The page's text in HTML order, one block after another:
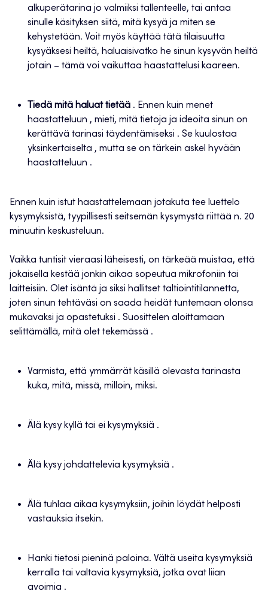
alkuperätarina jo valmiiksi tallenteelle, tai antaa
sinulle käsityksen siitä, mitä kysyä ja miten se
kehystetään. Voit myös käyttää tätä tilaisuutta
kysyäksesi heiltä, haluaisivatko he sinun kysyvän heiltä
jotain – tämä voi vaikuttaa haastattelusi kaareen.
Tiedä mitä haluat tietää . Ennen kuin menet
haastatteluun , mieti, mitä tietoja ja ideoita sinun on
kerättävä tarinasi täydentämiseksi . Se kuulostaa
yksinkertaiselta , mutta se on tärkein askel hyvään
haastatteluun .
Ennen kuin istut haastattelemaan jotakuta tee luettelo
kysymyksistä, tyypillisesti seitsemän kysymystä riittää n. 20
minuutin keskusteluun.
Vaikka tuntisit vieraasi läheisesti, on tärkeää muistaa, että
jokaisella kestää jonkin aikaa sopeutua mikrofoniin tai
laitteisiin. Olet isäntä ja siksi hallitset taltiointitilannetta,
joten sinun tehtäväsi on saada heidät tuntemaan olonsa
mukavaksi ja opastetuksi . Suosittelen aloittamaan
selittämällä, mitä olet tekemässä .
Varmista, että ymmärrät käsillä olevasta tarinasta
kuka, mitä, missä, milloin, miksi.
Älä kysy kyllä tai ei kysymyksiä .
Älä kysy johdattelevia kysymyksiä .
Älä tuhlaa aikaa kysymyksiin, joihin löydät helposti
vastauksia itsekin.
Hanki tietosi pieninä paloina. Vältä useita kysymyksiä
kerralla tai valtavia kysymyksiä, jotka ovat liian
avoimia .